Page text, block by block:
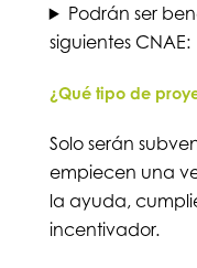
Podrán ser
siguientes CNAE:
¿Qué tipo de
Solo serán
empiecen una
la ayuda,
incentivador.